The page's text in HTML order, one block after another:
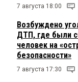
7 августа 18:00
Возбуждено
ДТП, где были
человек на
безопасности»
7 августа 17:30